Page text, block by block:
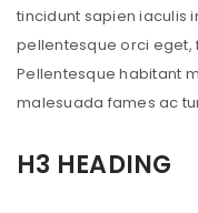
tincidunt sapien iaculis
pellentesque orci eget,
Pellentesque habitant
malesuada fames ac
H3 HEADING